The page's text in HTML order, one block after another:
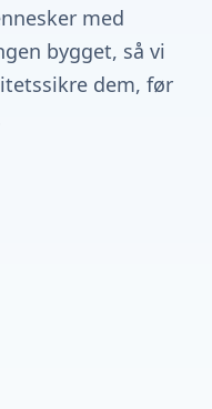
med
bygget, så vi
dem, før